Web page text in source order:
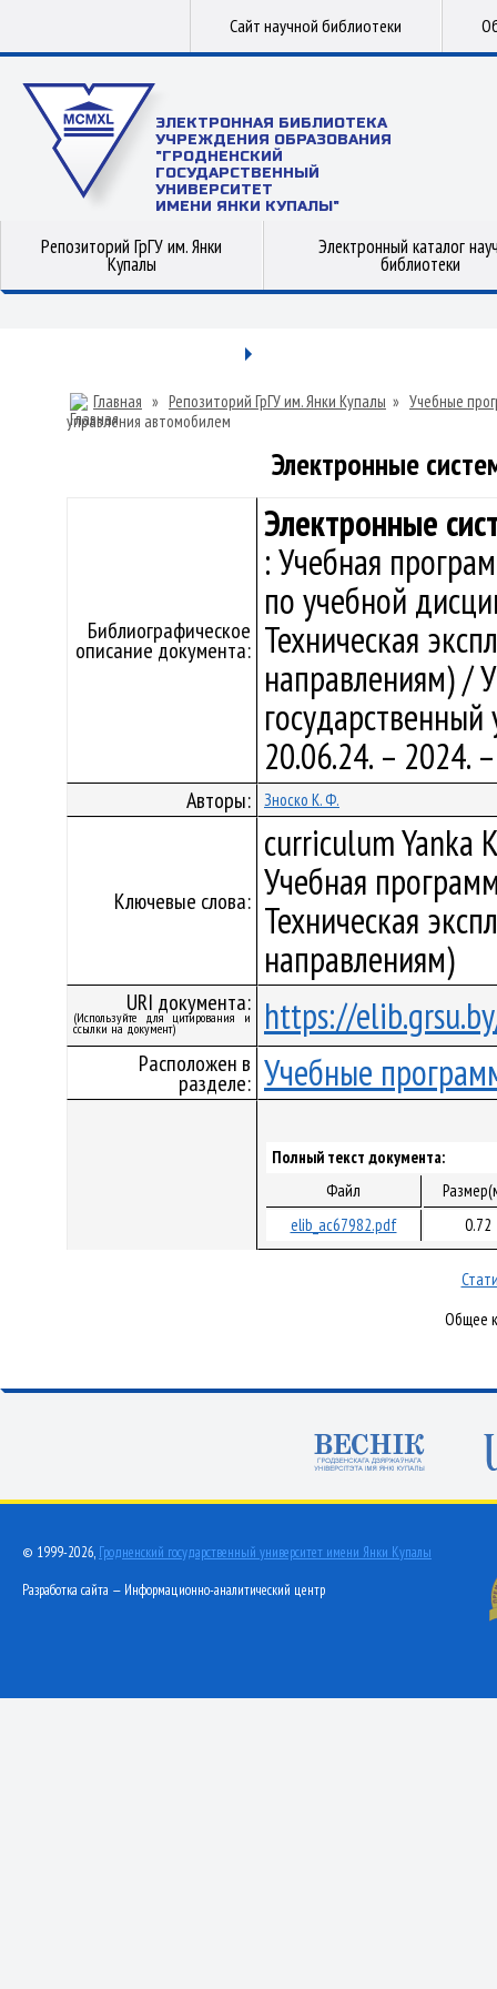
Сайт научной библиотеки
ЭЛЕКТРОННАЯ БИБЛИОТЕКА
УЧРЕЖДЕНИЯ ОБРАЗОВАНИЯ
"ГРОДНЕНСКИЙ
ГОСУДАРСТВЕННЫЙ
УНИВЕРСИТЕТ
ИМЕНИ ЯНКИ КУПАЛЫ"
Репозиторий ГрГУ им. Янки
Купалы
Электронный каталог
библиотеки
Главная » Репозиторий ГрГУ им. Янки Купалы » Учебные
управления автомобилем
Электронные
Библиографическое
описание документа:
Электронные
: Учебная
по учебной
Техническая
направлениям) /
20.06.24. –
Авторы: Зноско К. Ф.
Ключевые слова:
curriculum Yanka
Учебная
Техническая
направлениям)
URI документа:
(Используйте для цитирования и
ссылки на документ) https://
Расположен в
разделе: Учебные
Полный текст документа:
Файл
elib_ac67982.pdf
0.72
Общее
© 1999-2026, Гродненский государственный университет имени Янки Купалы
Разработка сайта — Информационно-аналитический центр